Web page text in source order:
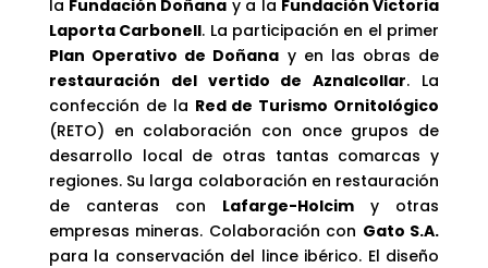
la Fundación Doñana y a la Fundación Victoria
Laporta Carbonell. La participación en el primer
Plan Operativo de Doñana y en las obras de
restauración del vertido de Aznalcollar. La
confección de la Red de Turismo Ornitológico
(RETO) en colaboración con once grupos de
desarrollo local de otras tantas comarcas y
regiones. Su larga colaboración en restauración
de canteras con Lafarge-Holcim y otras
empresas mineras. Colaboración con Gato S.A.
para la conservación del lince ibérico. El diseño